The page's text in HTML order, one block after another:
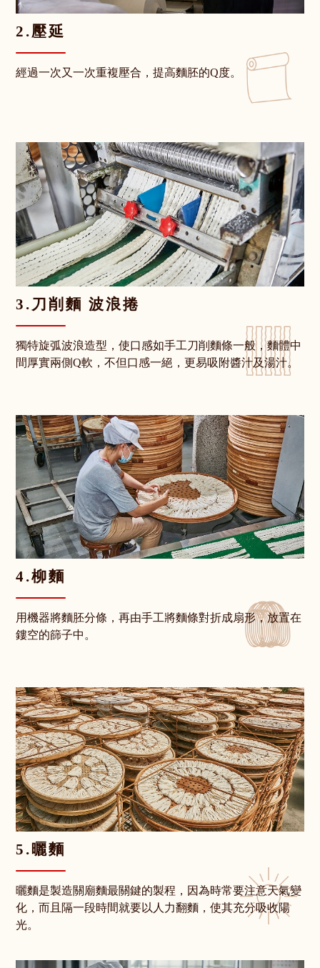
2.壓延
經過一次又一次重複壓合，提高麵胚的Q度。
3.刀削麵 波浪捲
獨特旋弧波浪造型，使口感如手工刀削麵條一般，麵體中
間厚實兩側Q軟，不但口感一絕，更易吸附醬汁及湯汁。
4.柳麵
用機器將麵胚分條，再由手工將麵條對折成扇形，放置在
鏤空的篩子中。
5.曬麵
曬麵是製造關廟麵最關鍵的製程，因為時常要注意天氣變
化，而且隔一段時間就要以人力翻麵，使其充分吸收陽
光。